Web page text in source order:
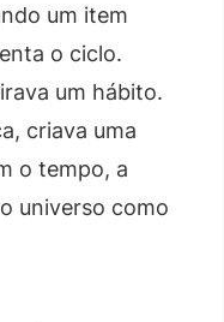
um item
o ciclo.
um hábito.
criava uma
o tempo, a
universo como